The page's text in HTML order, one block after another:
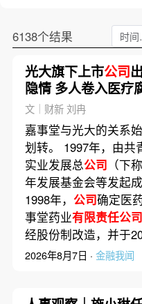
6138个结果
光大旗下上市公司
隐情 多人卷入医疗
查
文｜财新 刘冉
嘉事堂与光大的关系
划转。 1997年，由共
实业发展总公司 （下
年发展基金会等发起
1998年， 公司确定医
事堂药业有限责任公司
经股份制改造，并于
2026年8月7日 · 金融我闻